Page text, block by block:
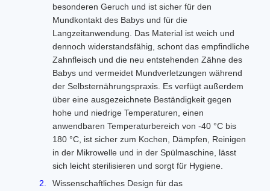
besonderen Geruch und ist sicher für den
Mundkontakt des Babys und für die
Langzeitanwendung. Das Material ist weich und
dennoch widerstandsfähig, schont das empfindliche
Zahnfleisch und die neu entstehenden Zähne des
Babys und vermeidet Mundverletzungen während
der Selbsternährungspraxis. Es verfügt außerdem
über eine ausgezeichnete Beständigkeit gegen
hohe und niedrige Temperaturen, einen
anwendbaren Temperaturbereich von -40 °C bis
180 °C, ist sicher zum Kochen, Dämpfen, Reinigen
in der Mikrowelle und in der Spülmaschine, lässt
sich leicht sterilisieren und sorgt für Hygiene.
Wissenschaftliches Design für das